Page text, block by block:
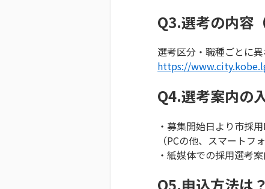
Q3.選考の内容
選考区分・職種ごとに
https://
Q4.選考案内の
・募集開始日より市採
（PCの他、スマートフ
・紙媒体での採用選考
Q5.申込方法は？